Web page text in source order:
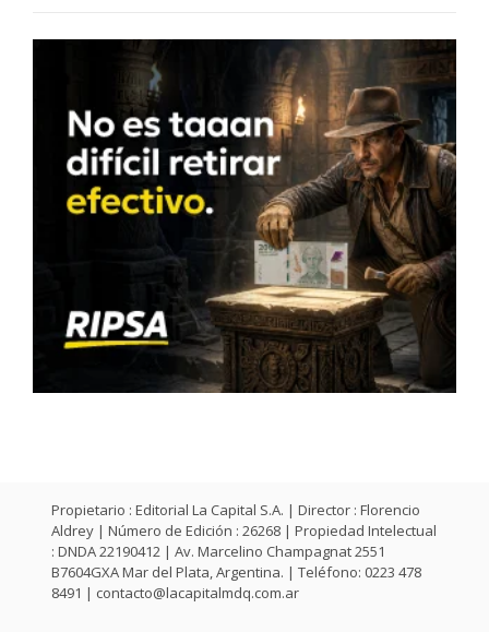
Propietario : Editorial La Capital S.A. | Director : Florencio
Aldrey | Número de Edición : 26268 | Propiedad Intelectual
: DNDA 22190412 | Av. Marcelino Champagnat 2551
B7604GXA Mar del Plata, Argentina. | Teléfono: 0223 478
8491 | contacto@lacapitalmdq.com.ar